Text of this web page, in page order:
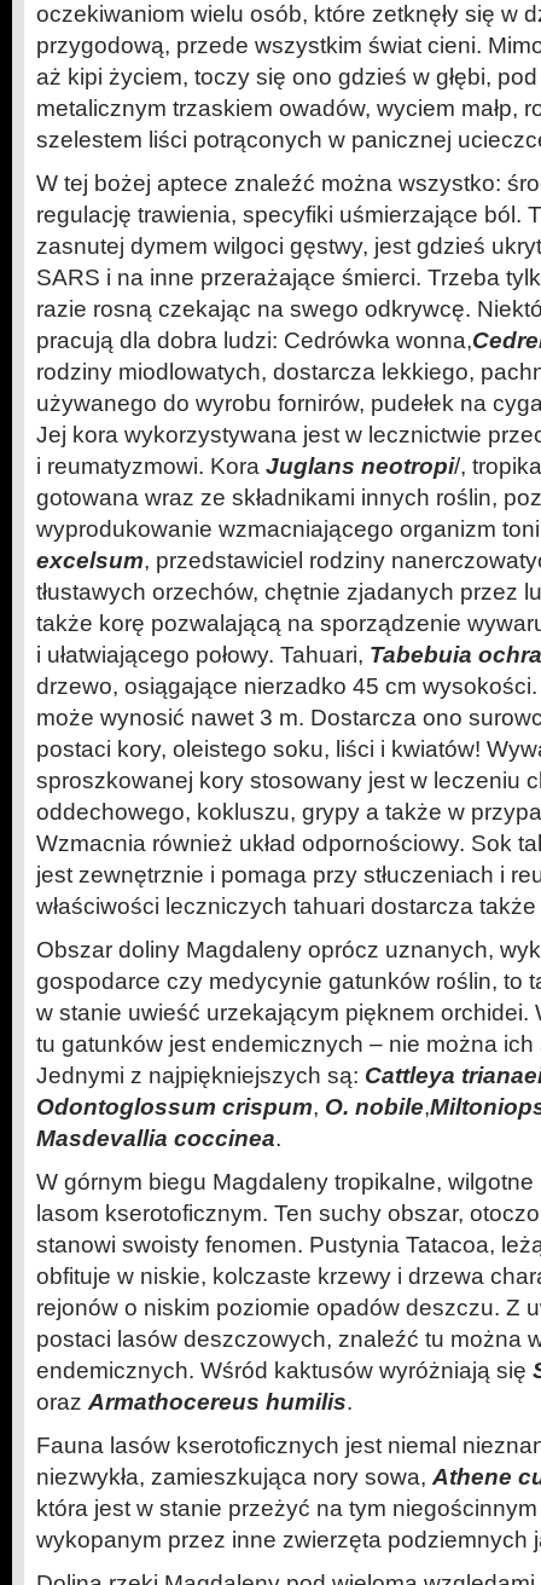
oczekiwaniom wielu osób, które zetknęły się w
przygodową, przede wszystkim świat cieni.
aż kipi życiem, toczy się ono gdzieś w głębi,
metalicznym trzaskiem owadów, wyciem małp,
szelestem liści potrąconych w panicznej
W tej bożej aptece znaleźć można wszystko:
regulację trawienia, specyfiki uśmierzające ból.
zasnutej dymem wilgoci gęstwy, jest gdzieś
SARS i na inne przerażające śmierci. Trzeba
razie rosną czekając na swego odkrywcę.
pracują dla dobra ludzi: Cedrówka wonna,
rodziny miodlowatych, dostarcza lekkiego,
używanego do wyrobu fornirów, pudełek na
Jej kora wykorzystywana jest w lecznictwie
i reumatyzmowi. Kora Juglans neotropi/,
gotowana wraz ze składnikami innych roślin,
wyprodukowanie wzmacniającego organizm
excelsum, przedstawiciel rodziny
tłustawych orzechów, chętnie zjadanych przez
także korę pozwalającą na sporządzenie
i ułatwiającego połowy. Tahuari, Tabebuia
drzewo, osiągające nierzadko 45 cm
może wynosić nawet 3 m. Dostarcza ono
postaci kory, oleistego soku, liści i kwiatów!
sproszkowanej kory stosowany jest w leczeniu
oddechowego, kokluszu, grypy a także w
Wzmacnia również układ odpornościowy. Sok
jest zewnętrznie i pomaga przy stłuczeniach i
właściwości leczniczych tahuari dostarcza
Obszar doliny Magdaleny oprócz uznanych,
gospodarce czy medycynie gatunków roślin, to
w stanie uwieść urzekającym pięknem orchidei.
tu gatunków jest endemicznych – nie można
Jednymi z najpiękniejszych są: Cattleya
Odontoglossum crispum, O. nobile,
Masdevallia coccinea.
W górnym biegu Magdaleny tropikalne,
lasom kserotoficznym. Ten suchy obszar,
stanowi swoisty fenomen. Pustynia Tatacoa,
obfituje w niskie, kolczaste krzewy i drzewa
rejonów o niskim poziomie opadów deszczu. Z
postaci lasów deszczowych, znaleźć tu można
endemicznych. Wśród kaktusów wyróżniają się
orazArmathocereus humilis.
Fauna lasów kserotoficznych jest niemal
niezwykła, zamieszkująca nory sowa,Athene
która jest w stanie przeżyć na tym
wykopanym przez inne zwierzęta podziemnych